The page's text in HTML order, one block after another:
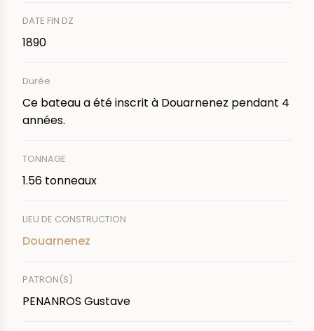
DATE FIN DZ
1890
Durée
Ce bateau a été inscrit à Douarnenez pendant 4
années.
TONNAGE
1.56 tonneaux
LIEU DE CONSTRUCTION
Douarnenez
PATRON(S)
PENANROS Gustave